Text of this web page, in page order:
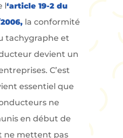
l‘article 19-2 du
la conformité
tachygraphe et
devient un
C’est
essentiel que
ne
en début de
ne mettent pas